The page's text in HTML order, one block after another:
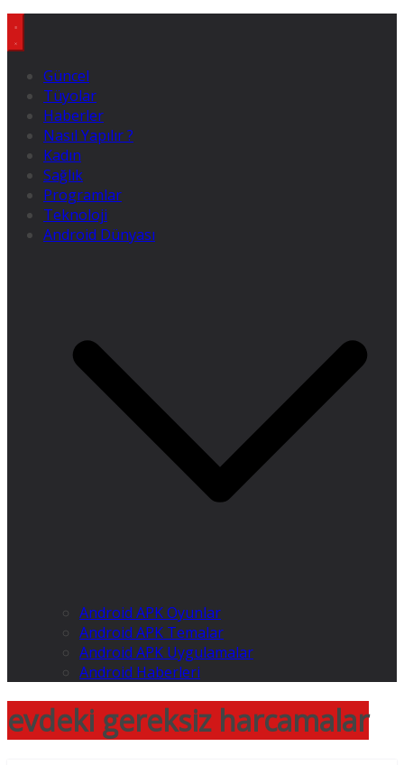
Güncel
Tüyolar
Haberler
Nasıl Yapılır ?
Kadın
Sağlık
Programlar
Teknoloji
Android Dünyası
Android APK Oyunlar
Android APK Temalar
Android APK Uygulamalar
Android Haberleri
evdeki gereksiz harcamalar